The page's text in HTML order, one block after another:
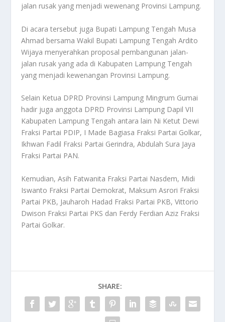
jalan rusak yang menjadi wewenang Provinsi Lampung.
Di acara tersebut juga Bupati Lampung Tengah Musa
Ahmad bersama Wakil Bupati Lampung Tengah Ardito
Wijaya menyerahkan proposal pembangunan jalan-
jalan rusak yang ada di Kabupaten Lampung Tengah
yang menjadi kewenangan Provinsi Lampung.
Selain Ketua DPRD Provinsi Lampung Mingrum Gumai
hadir juga anggota DPRD Provinsi Lampung Dapil VII
Kabupaten Lampung Tengah antara lain Ni Ketut Dewi
Fraksi Partai PDIP, I Made Bagiasa Fraksi Partai Golkar,
Ikhwan Fadil Fraksi Partai Gerindra, Abdulah Sura Jaya
Fraksi Partai PAN.
Kemudian, Asih Fatwanita Fraksi Partai Nasdem, Midi
Iswanto Fraksi Partai Demokrat, Maksum Asrori Fraksi
Partai PKB, Jauharoh Hadad Fraksi Partai PKB, Vittorio
Dwison Fraksi Partai PKS dan Ferdy Ferdian Aziz Fraksi
Partai Golkar.
SHARE: